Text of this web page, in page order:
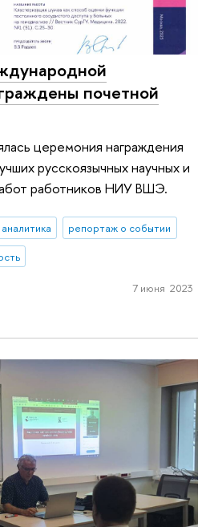
почетной
церемония награждения
русскоязычных научных и
работников НИУ ВШЭ.
репортаж о событии
7 июня 2023